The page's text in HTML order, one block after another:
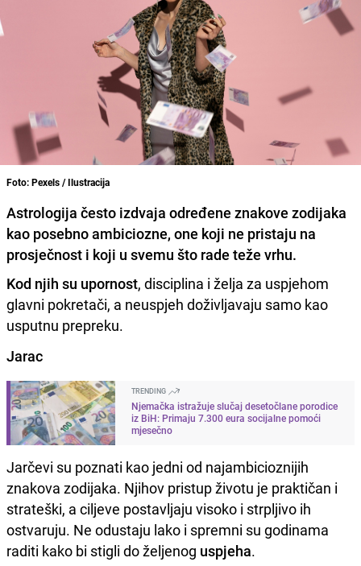
Foto: Pexels / Ilustracija
Astrologija često izdvaja određene znakove zodijaka
kao posebno ambiciozne, one koji ne pristaju na
prosječnost i koji u svemu što rade teže vrhu.
Kod njih su upornost, disciplina i želja za uspjehom
glavni pokretači, a neuspjeh doživljavaju samo kao
usputnu prepreku.
Jarac
TRENDING
Njemačka istražuje slučaj desetočlane porodice
iz BiH: Primaju 7.300 eura socijalne pomoći
mjesečno
Jarčevi su poznati kao jedni od najambicioznijih
znakova zodijaka. Njihov pristup životu je praktičan i
strateški, a ciljeve postavljaju visoko i strpljivo ih
ostvaruju. Ne odustaju lako i spremni su godinama
raditi kako bi stigli do željenog uspjeha.